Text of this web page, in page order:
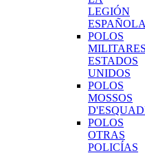
LEGIÓN
ESPAÑOLA
POLOS
MILITARES
ESTADOS
UNIDOS
POLOS
MOSSOS
POLOS
OTRAS
POLICÍAS